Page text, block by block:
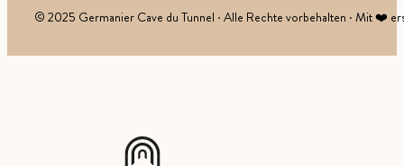
© 2025 Germanier Cave du Tunnel · Alle Rechte vorbehalten · Mit ❤️